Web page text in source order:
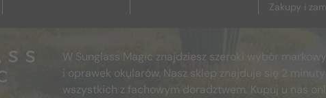
Zakupy i
W Sunglass Magic znajdziesz szeroki wybór
i oprawek okularów. Nasz sklep znajduje się 2
wszystkich z fachowym doradztwem. Kupuj u nas